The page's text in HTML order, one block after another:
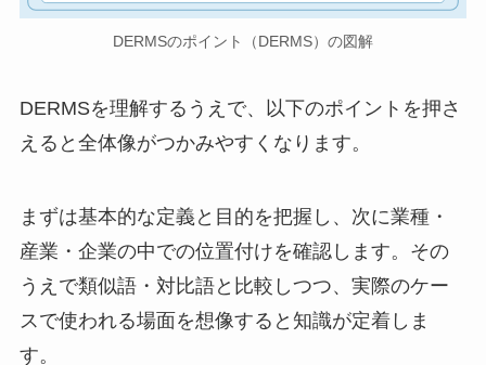
DERMSのポイント（DERMS）の図解
DERMSを理解するうえで、以下のポイントを押さ
えると全体像がつかみやすくなります。
まずは基本的な定義と目的を把握し、次に業種・
産業・企業の中での位置付けを確認します。その
うえで類似語・対比語と比較しつつ、実際のケー
スで使われる場面を想像すると知識が定着しま
す。